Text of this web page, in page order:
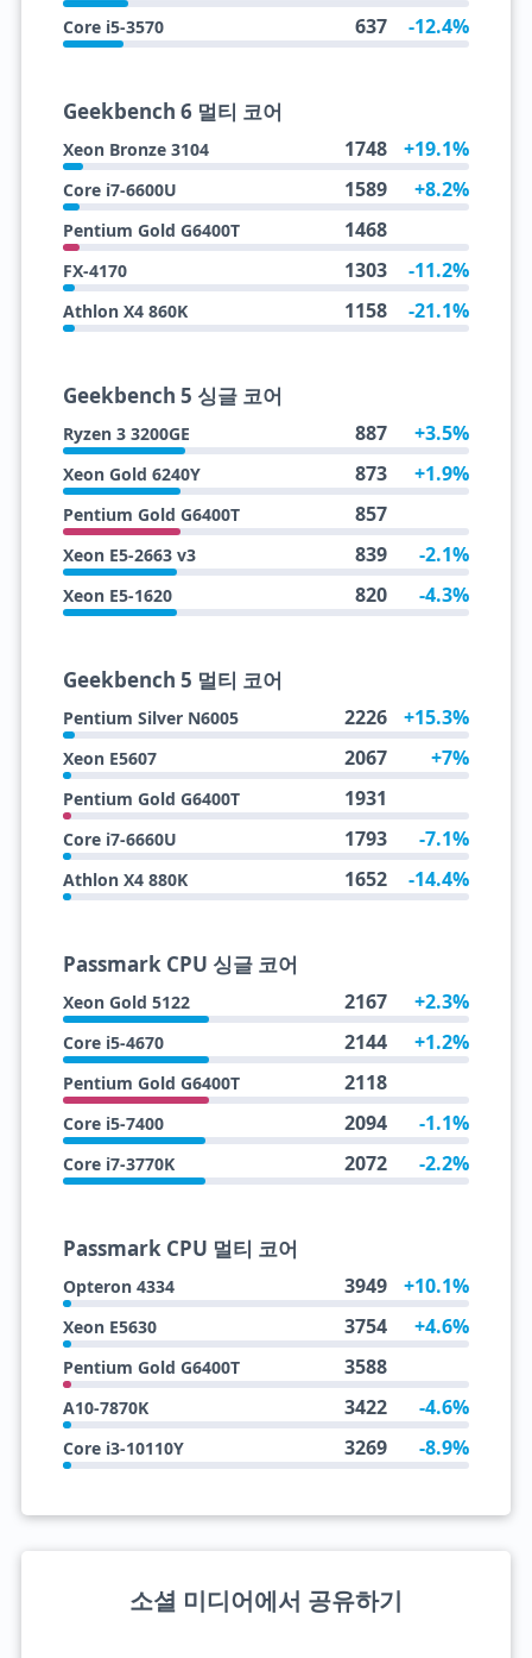
Core i5-3570 637 -12.4%
Geekbench 6 멀티 코어
Xeon Bronze 3104 1748 +19.1%
Core i7-6600U 1589 +8.2%
Pentium Gold G6400T 1468
FX-4170 1303 -11.2%
Athlon X4 860K 1158 -21.1%
Geekbench 5 싱글 코어
Ryzen 3 3200GE 887 +3.5%
Xeon Gold 6240Y 873 +1.9%
Pentium Gold G6400T 857
Xeon E5-2663 v3 839 -2.1%
Xeon E5-1620 820 -4.3%
Geekbench 5 멀티 코어
Pentium Silver N6005 2226 +15.3%
Xeon E5607 2067 +7%
Pentium Gold G6400T 1931
Core i7-6660U 1793 -7.1%
Athlon X4 880K 1652 -14.4%
Passmark CPU 싱글 코어
Xeon Gold 5122 2167 +2.3%
Core i5-4670 2144 +1.2%
Pentium Gold G6400T 2118
Core i5-7400 2094 -1.1%
Core i7-3770K 2072 -2.2%
Passmark CPU 멀티 코어
Opteron 4334 3949 +10.1%
Xeon E5630 3754 +4.6%
Pentium Gold G6400T 3588
A10-7870K 3422 -4.6%
Core i3-10110Y 3269 -8.9%
소셜 미디어에서 공유하기